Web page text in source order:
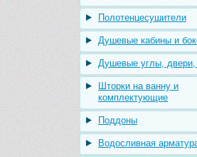
Полотенцесушители
Душевые кабины и
Душевые углы, двери,
Шторки на ванну и
комплектующие
Поддоны
Водосливная